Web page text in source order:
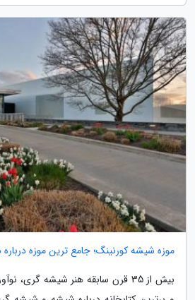
موزه شیشه کورنینگ؛ جامع ترین موزه
بیش از 35 قرن سابقه هنر شیشه گری،